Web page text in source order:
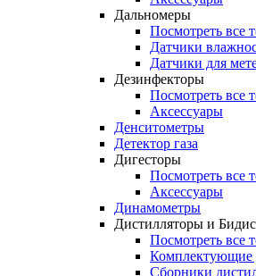
Дальномеры
Посмотреть все
Датчики
Датчики для
Дезинфекторы
Посмотреть все
Аксессуары
Денситометры
Детектор газа
Дигесторы
Посмотреть все
Аксессуары
Динамометры
Дистилляторы и
Посмотреть все
Комплектующие
Сборники